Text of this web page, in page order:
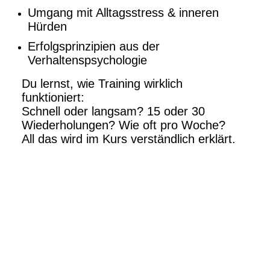
Umgang mit Alltagsstress & inneren
Hürden
Erfolgsprinzipien aus der
Verhaltenspsychologie
Du lernst, wie Training wirklich
funktioniert:
Schnell oder langsam? 15 oder 30
Wiederholungen? Wie oft pro Woche?
All das wird im Kurs verständlich erklärt.